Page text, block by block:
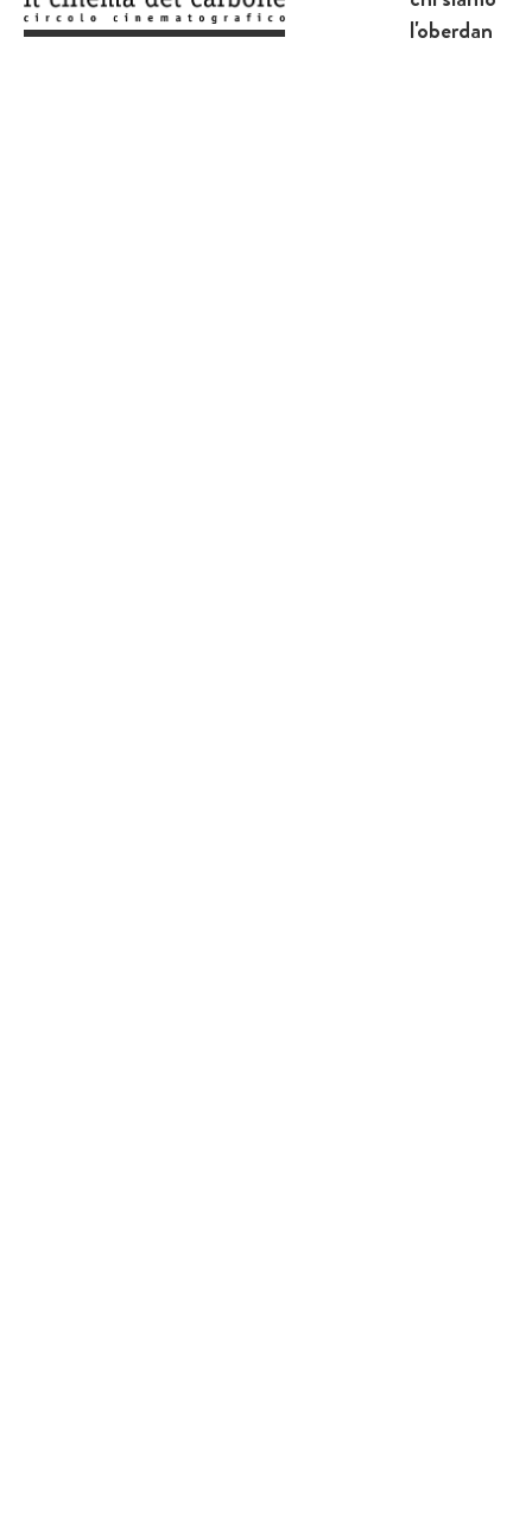
l'oberdan